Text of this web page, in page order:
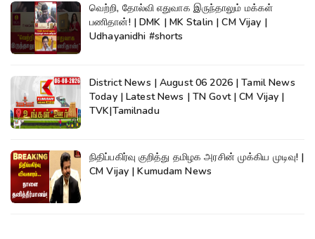
வெற்றி, தோல்வி எதுவாக இருந்தாலும் மக்கள்
பணிதான்! | DMK | MK Stalin | CM Vijay |
Udhayanidhi #shorts
District News | August 06 2026 | Tamil News
Today | Latest News | TN Govt | CM Vijay |
TVK|Tamilnadu
நிதிப்பகிர்வு குறித்து தமிழக அரசின் முக்கிய முடிவு! |
CM Vijay | Kumudam News